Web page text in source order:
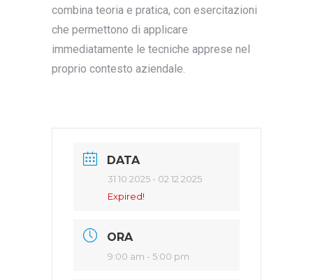
combina teoria e pratica, con esercitazioni
che permettono di applicare
immediatamente le tecniche apprese nel
proprio contesto aziendale.
DATA
31 10 2025 - 02 12 2025
Expired!
ORA
9:00 am - 5:00 pm